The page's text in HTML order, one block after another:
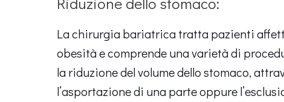
La chirurgia bariatrica tratta pazienti
obesità e comprende una varietà di
la riduzione del volume dello stomaco,
l’asportazione di una parte oppure